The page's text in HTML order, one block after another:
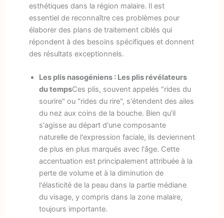
esthétiques dans la région malaire. Il est
essentiel de reconnaître ces problèmes pour
élaborer des plans de traitement ciblés qui
répondent à des besoins spécifiques et donnent
des résultats exceptionnels.
Les plis nasogéniens : Les plis révélateurs
du tempsCes plis, souvent appelés "rides du
sourire" ou "rides du rire", s'étendent des ailes
du nez aux coins de la bouche. Bien qu'il
s'agisse au départ d'une composante
naturelle de l'expression faciale, ils deviennent
de plus en plus marqués avec l'âge. Cette
accentuation est principalement attribuée à la
perte de volume et à la diminution de
l'élasticité de la peau dans la partie médiane
du visage, y compris dans la zone malaire,
toujours importante.